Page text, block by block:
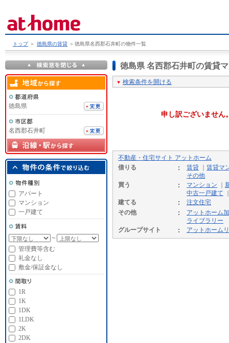
トップ ＞ 徳島県の賃貸 ＞ 徳島県名西郡石井町の物件一覧
徳島県 名西郡石井町の賃貸
検索条件を開ける
申し訳ございません
不動産・住宅サイト アットホーム
借りる
賃貸
賃貸マ
その他
買う
マンション
中古一戸建て
建てる
注文住宅
その他
アットホーム
ライブラリー
グループサイト
アットホーム
徳島県
名西郡石井町
アパート
マンション
一戸建て
～
管理費等含む
礼金なし
敷金/保証金なし
1R
1K
1DK
1LDK
2K
2DK